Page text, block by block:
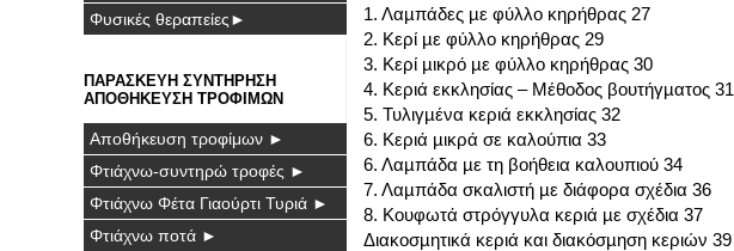
1. Λαµπάδες µε φύλλο κηρήθρας 27
2. Κερί µε φύλλο κηρήθρας 29
3. Κερί µικρό µε φύλλο κηρήθρας 30
4. Κεριά εκκλησίας – Μέθοδος βουτήγµατος 31
5. Τυλιγµένα κεριά εκκλησίας 32
6. Κεριά µικρά σε καλούπια 33
6. Λαµπάδα µε τη βοήθεια καλουπιού 34
7. Λαµπάδα σκαλιστή µε διάφορα σχέδια 36
8. Κουφωτά στρόγγυλα κεριά µε σχέδια 37
Διακοσµητικά κεριά και διακόσµηση κεριών 39
Φυσικές θεραπείες►
ΠΑΡΑΣΚΕΥΗ ΣΥΝΤΗΡΗΣΗ
ΑΠΟΘΗΚΕΥΣΗ ΤΡΟΦΙΜΩΝ
Αποθήκευση τροφίμων ►
Φτιάχνω-συντηρώ τροφές ►
Φτιάχνω Φέτα Γιαούρτι Τυριά ►
Φτιάχνω ποτά ►